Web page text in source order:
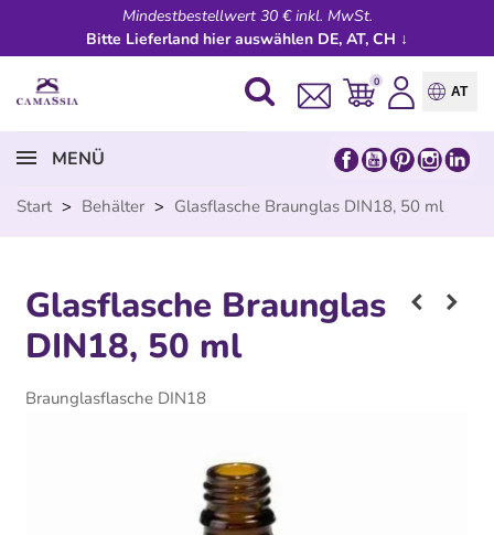
Mindestbestellwert 30 € inkl. MwSt.
Bitte Lieferland hier auswählen DE, AT, CH ↓
0
AT
MENÜ
Start > Behälter > Glasflasche Braunglas DIN18, 50 ml
Glasflasche Braunglas
DIN18, 50 ml
Braunglasflasche DIN18